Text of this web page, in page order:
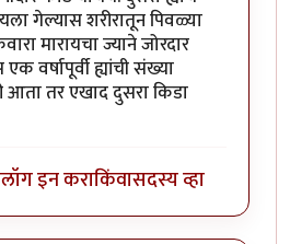
गेल्यास शरीरातून पिवळ्या
मारायचा ज्याने जोरदार
वर्षापूर्वी ह्यांची संख्या
आता तर एखाद दुसरा किडा
लॉग इन कराकिंवासदस्य व्हा